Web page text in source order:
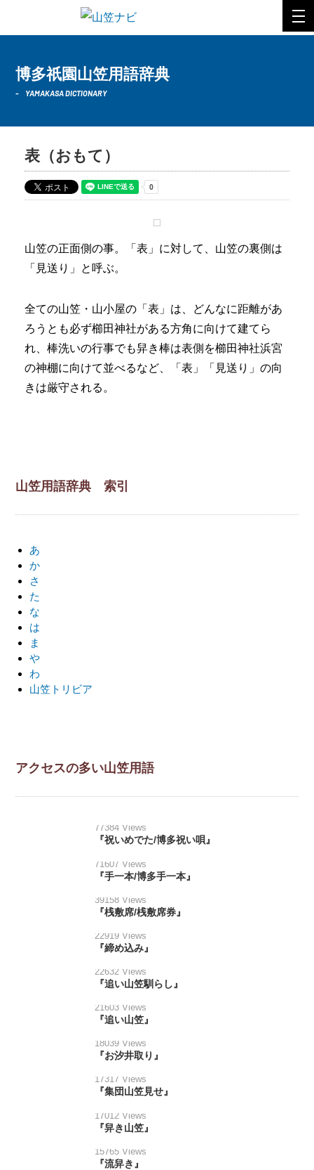
博多祇園山笠用語辞典
YAMAKASA DICTIONARY
表（おもて）
山笠の正面側の事。「表」に対して、山笠の裏側は
「見送り」と呼ぶ。
全ての山笠・山小屋の「表」は、どんなに距離があ
ろうとも必ず櫛田神社がある方角に向けて建てら
れ、棒洗いの行事でも舁き棒は表側を櫛田神社浜宮
の神棚に向けて並べるなど、「表」「見送り」の向
きは厳守される。
山笠用語辞典 索引
あ
か
さ
た
な
は
ま
や
わ
山笠トリビア
アクセスの多い山笠用語
77384 Views
『祝いめでた/博多祝い唄』
71607 Views
『手一本/博多手一本』
39158 Views
『桟敷席/桟敷席券』
22919 Views
『締め込み』
22632 Views
『追い山笠馴らし』
21603 Views
『追い山笠』
18039 Views
『お汐井取り』
17317 Views
『集団山笠見せ』
17012 Views
『舁き山笠』
15765 Views
『流舁き』